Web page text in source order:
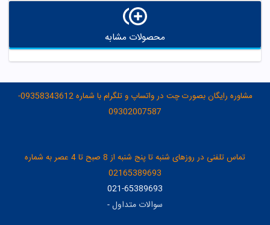
محصولات مشابه
مشاوره رایگان بصورت چت در واتساپ و تلگرام با شماره 09358343612-
09302007587
تماس تلفنی در روزهای شنبه تا پنج شنبه از 8 صبح تا 4 عصر به شماره
02165389693
021-65389693
سوالات متداول-